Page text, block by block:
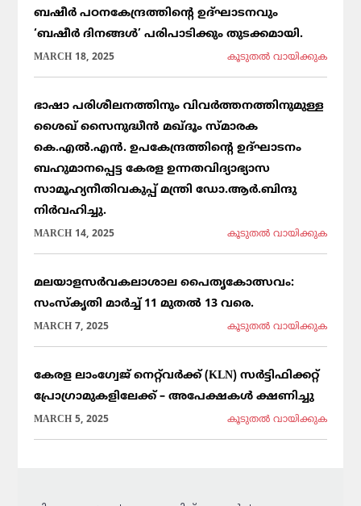
ബഷീർ പഠനകേന്ദ്രത്തിന്റെ ഉദ്ഘാടനവും
‘ബഷീർ ദിനങ്ങൾ’ പരിപാടിക്കും തുടക്കമായി.
MARCH 18, 2025 കൂടുതല്‍ വായിക്കുക
ഭാഷാ പരിശീലനത്തിനും വിവർത്തനത്തിനുമുള്ള
ശൈഖ് സൈനുദ്ധീൻ മഖ്ദൂം സ്മാരക
കെ.എൽ.എൻ. ഉപകേന്ദ്രത്തിന്റെ ഉദ്ഘാടനം
ബഹുമാനപ്പെട്ട കേരള ഉന്നതവിദ്യാഭ്യാസ
സാമൂഹ്യനീതിവകുപ്പ് മന്ത്രി ഡോ.ആർ.ബിന്ദു
നിർവഹിച്ചു.
MARCH 14, 2025 കൂടുതല്‍ വായിക്കുക
മലയാളസർവകലാശാല പൈതൃകോത്സവം:
സംസ്കൃതി മാർച്ച് 11 മുതൽ 13 വരെ.
MARCH 7, 2025 കൂടുതല്‍ വായിക്കുക
കേരള ലാംഗ്വേജ് നെറ്റ്‌വർക്ക് (KLN) സർട്ടിഫിക്കറ്റ്
പ്രോഗ്രാമുകളിലേക്ക് – അപേക്ഷകൾ ക്ഷണിച്ചു
MARCH 5, 2025 കൂടുതല്‍ വായിക്കുക